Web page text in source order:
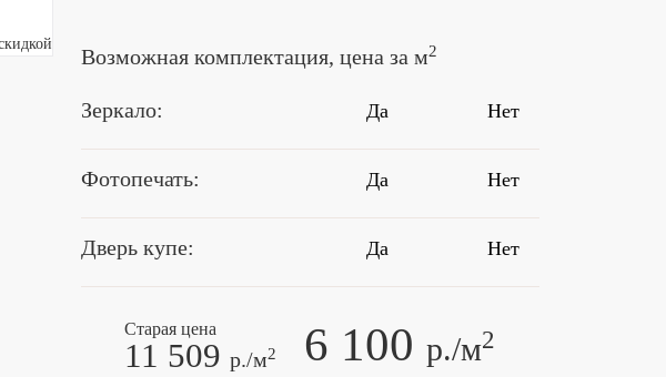
Возможная комплектация, цена за м2
Зеркало: Да Нет
Фотопечать: Да Нет
Дверь купе: Да Нет
Старая цена
11 509р./м2 6 100р./м2